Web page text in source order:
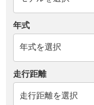
年式
走行距離